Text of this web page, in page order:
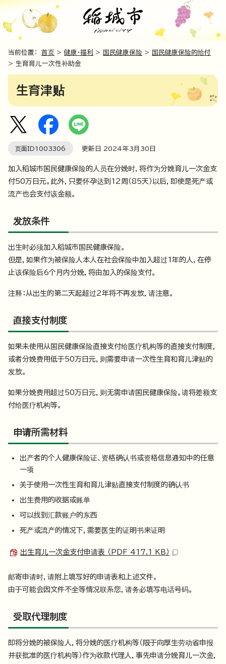
当前位置： 首页 > 健康・福利 > 国民健康保险 > 国民健康保险的给付
> 生育育儿一次性补助金
生育津贴
页面ID1003306 更新日 2024年3月 30 日
加入稻城市国民健康保险的人员在分娩时，将作为分娩育儿一次金支
付50万日元。此外，只要怀孕达到12周（85天）以后，即使是死产或
流产也会支付该金额。
发放条件
出生时必须加入稻城市国民健康保险。
但是，如果作为被保险人本人在社会保险中加入超过1年的人，在停
止该保险后6个月内分娩，将由加入的保险支付。
注释：从出生的第二天起超过2年将不再发放，请注意。
直接支付制度
如果未使用从国民健康保险直接支付给医疗机构等的直接支付制度，
或者分娩费用低于50万日元，则需要申请一次性生育和育儿津贴的
发放。
如果分娩费用超过50万日元，则无需申请国民健康保险。请将差额支
付给医疗机构等。
申请所需材料
出产者的个人健康保险证、资格确认书或资格信息通知中的任意
一项
关于使用一次性生育和育儿津贴直接支付制度的确认书
出生费用的收据或账单
可以找到汇款账户的东西
死产或流产的情况下，需要医生的证明书来证明
出生育儿一次金支付申请表 （PDF 417.1 KB）
邮寄申请时，请附上填写好的申请表和上述文件。
由于可能会因文件不全等情况联系您，请务必填写电话号码。
受取代理制度
即将分娩的被保险人，将分娩的医疗机构等（限于向厚生劳动省申报
并获批准的医疗机构等）作为收款代理人，事先申请分娩育儿一次金，